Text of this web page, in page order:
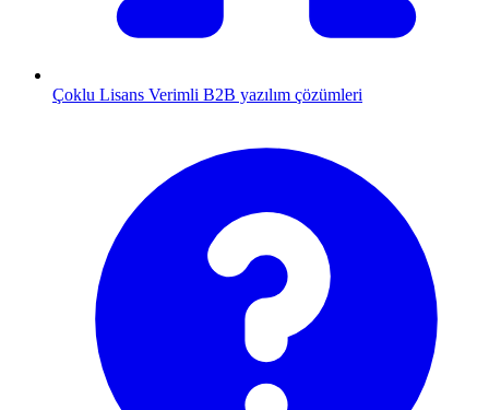
Çoklu Lisans Verimli B2B yazılım çözümleri